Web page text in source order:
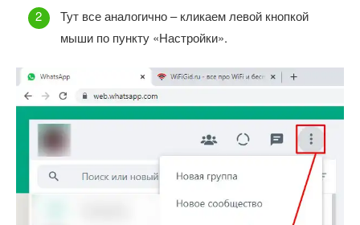
Тут все аналогично – кликаем левой кнопкой
мыши по пункту «Настройки».